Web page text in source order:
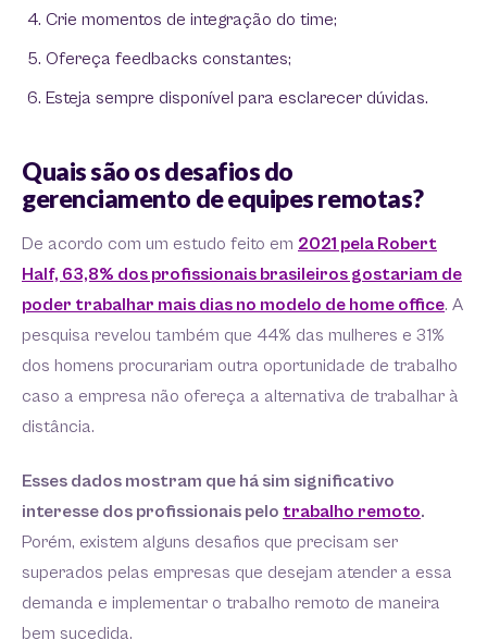
Crie momentos de integração do time;
Ofereça feedbacks constantes;
Esteja sempre disponível para esclarecer dúvidas.
Quais são os desafios do
gerenciamento de equipes remotas?
De acordo com um estudo feito em 2021 pela Robert
Half, 63,8% dos profissionais brasileiros gostariam de
poder trabalhar mais dias no modelo de home office. A
pesquisa revelou também que 44% das mulheres e 31%
dos homens procurariam outra oportunidade de trabalho
caso a empresa não ofereça a alternativa de trabalhar à
distância.
Esses dados mostram que há sim significativo
interesse dos profissionais pelo trabalho remoto.
Porém, existem alguns desafios que precisam ser
superados pelas empresas que desejam atender a essa
demanda e implementar o trabalho remoto de maneira
bem sucedida.